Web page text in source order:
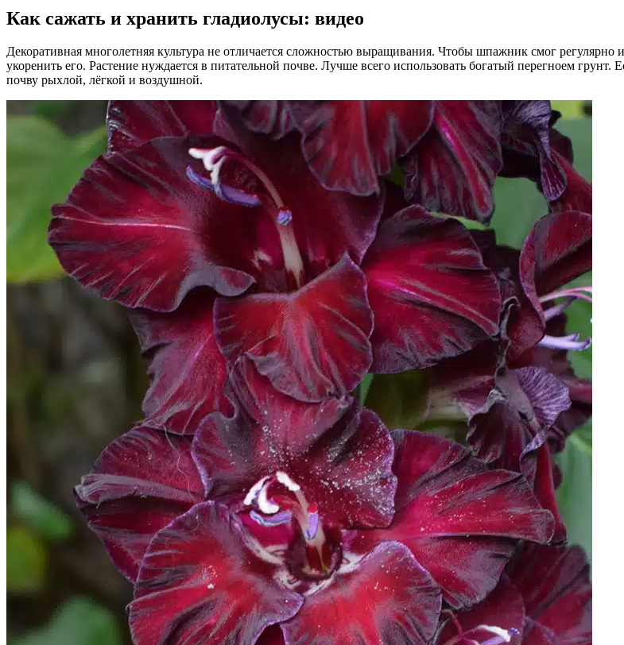
Как сажать и хранить гладиолусы: видео
Декоративная многолетняя культура не отличается сложностью выращивания. Чтобы шпажник смог
укоренить его. Растение нуждается в питательной почве. Лучше всего использовать богатый перегноем
почву рыхлой, лёгкой и воздушной.